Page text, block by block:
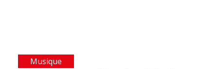
Musique